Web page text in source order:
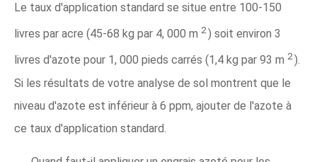
Le taux d'application standard se situe entre 100-150
livres par acre (45-68 kg par 4, 000 m 2) soit environ 3
livres d'azote pour 1, 000 pieds carrés (1,4 kg par 93 m 2).
Si les résultats de votre analyse de sol montrent que le
niveau d'azote est inférieur à 6 ppm, ajouter de l'azote à
ce taux d'application standard.